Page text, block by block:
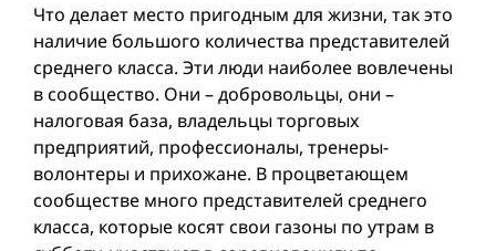
Что делает место пригодным для жизни, так это
наличие большого количества представителей
среднего класса. Эти люди наиболее вовлечены
в сообщество. Они – добровольцы, они –
налоговая база, владельцы торговых
предприятий, профессионалы, тренеры-
волонтеры и прихожане. В процветающем
сообществе много представителей среднего
класса, которые косят свои газоны по утрам в